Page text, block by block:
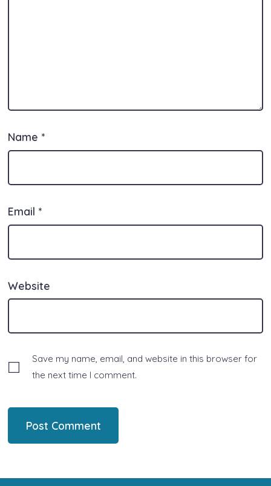
Name *
Email *
Website
Save my name, email, and website in this browser for
the next time I comment.